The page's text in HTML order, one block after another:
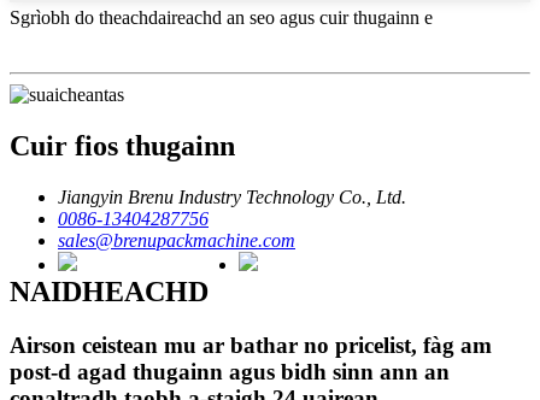
Sgrìobh do theachdaireachd an seo agus cuir thugainn e
Cuir fios thugainn
Jiangyin Brenu Industry Technology Co., Ltd.
0086-13404287756
sales@brenupackmachine.com
NAIDHEACHD
Airson ceistean mu ar bathar no pricelist, fàg am
post-d agad thugainn agus bidh sinn ann an